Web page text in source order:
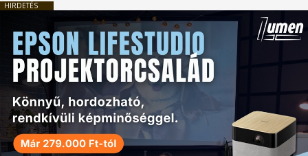
HIRDETÉS